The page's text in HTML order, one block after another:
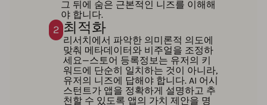
그 뒤에 숨은 근본적인 니즈를 이해해
야 합니다.
2 최적화
리서치에서 파악한 의미론적 의도에
맞춰 메타데이터와 비주얼을 조정하
세요—스토어 등록정보는 유저의 키
워드에 단순히 일치하는 것이 아니라,
유저의 니즈에 답해야 합니다. AI 어시
스턴트가 앱을 정확하게 설명하고 추
천할 수 있도록 앱의 가치 제안을 명